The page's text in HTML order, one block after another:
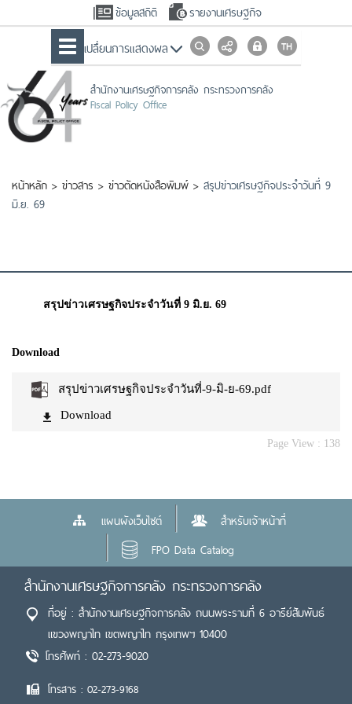
ข้อมูลสถิติ รายงานเศรษฐกิจ
เปลื่ยนการแสดงผล
สำนักงานเศรษฐกิจการคลัง กระทรวงการคลัง
Fiscal Policy Office
หน้าหลัก > ข่าวสาร > ข่าวตัดหนังสือพิมพ์ > สรุปข่าวเศรษฐกิจประจำวันที่ 9
มิ.ย. 69
สรุปข่าวเศรษฐกิจประจำวันที่ 9 มิ.ย. 69
Download
สรุปข่าวเศรษฐกิจประจำวันที่-9-มิ-ย-69.pdf
Download
Page View : 138
แผนผังเว็บไซต์
สำหรับเจ้าหน้าที่
FPO Data Catalog
สำนักงานเศรษฐกิจการคลัง กระทรวงการคลัง
ที่อยู่ : สำนักงานเศรษฐกิจการคลัง ถนนพระรามที่ 6 อารีย์สัมพันธ์
แขวงพญาไท เขตพญาไท กรุงเทพฯ 10400
โทรศัพท์ : 02-273-9020
โทรสาร : 02-273-9168